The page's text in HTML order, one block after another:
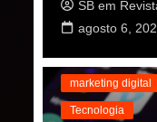
SB em
agosto 6,
Dicas úteis
marketing digital
Tecnologia